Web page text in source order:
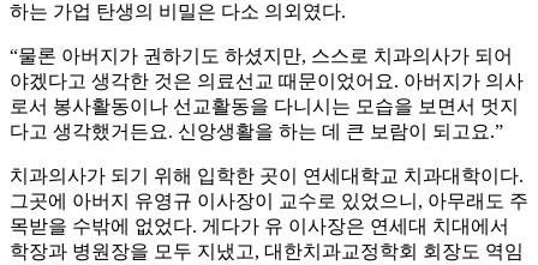
하는 가업 탄생의 비밀은 다소 의외였다.
“물론 아버지가 권하기도 하셨지만, 스스로 치과의사가 되어
야겠다고 생각한 것은 의료선교 때문이었어요. 아버지가 의사
로서 봉사활동이나 선교활동을 다니시는 모습을 보면서 멋지
다고 생각했거든요. 신앙생활을 하는 데 큰 보람이 되고요.”
치과의사가 되기 위해 입학한 곳이 연세대학교 치과대학이다.
그곳에 아버지 유영규 이사장이 교수로 있었으니, 아무래도 주
목받을 수밖에 없었다. 게다가 유 이사장은 연세대 치대에서
학장과 병원장을 모두 지냈고, 대한치과교정학회 회장도 역임